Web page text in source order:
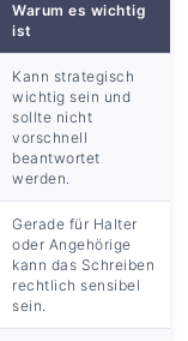
Warum es wichtig
ist
Kann strategisch
wichtig sein und
sollte nicht
vorschnell
beantwortet
werden.
Gerade für Halter
oder Angehörige
kann das Schreiben
rechtlich sensibel
sein.